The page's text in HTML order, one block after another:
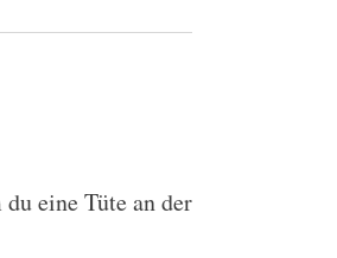
eine Tüte an der